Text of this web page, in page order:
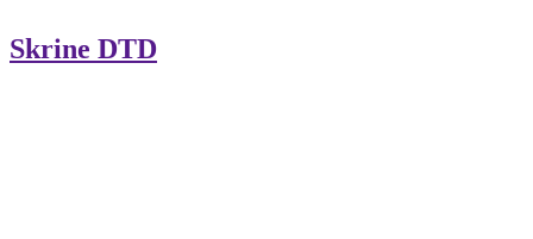
Skrine DTD